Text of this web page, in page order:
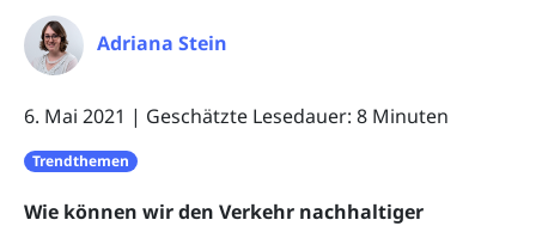
Adriana Stein
6. Mai 2021 | Geschätzte Lesedauer: 8 Minuten
Trendthemen
Wie können wir den Verkehr nachhaltiger